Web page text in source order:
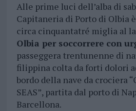
Alle prime luci dell’alba di
Capitaneria di Porto di Olbia
circa cinquantatré miglia al
Olbia per soccorrere con
passeggera trentunenne di
filippina colta da forti dolori
bordo della nave da crociera
SEAS”, partita dal porto di
Barcellona.